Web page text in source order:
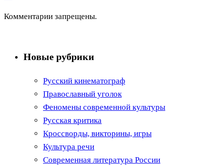
Комментарии запрещены.
Новые рубрики
Русский кинематограф
Православный уголок
Феномены современной культуры
Русская критика
Кроссворды, викторины, игры
Культура речи
Современная литература России